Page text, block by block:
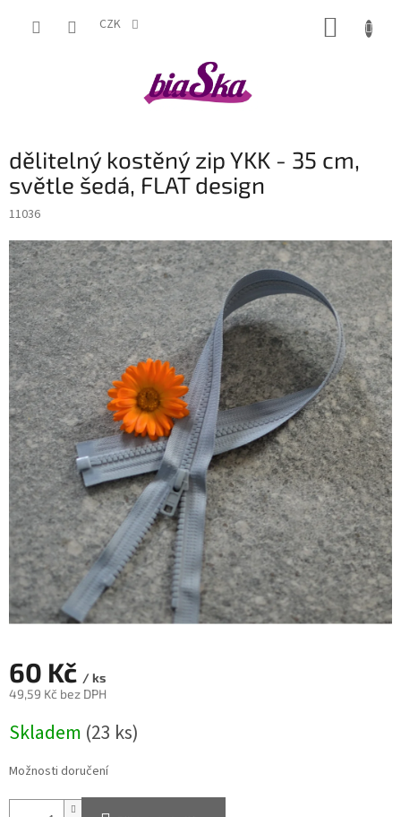
CZK
dělitelný kostěný zip YKK - 35 cm,
světle šedá, FLAT design
11036
60 Kč / ks
49,59 Kč bez DPH
cena:
Skladem (23 ks)
Možnosti doručení